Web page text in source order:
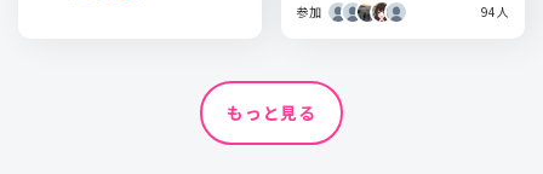
参加 94人
もっと見る